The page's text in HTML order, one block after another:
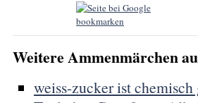
Weitere Ammenmärchen
weiss-zucker ist